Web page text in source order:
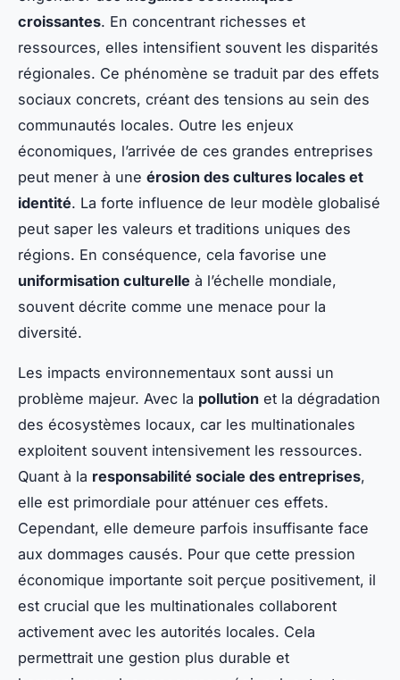
croissantes. En concentrant richesses et
ressources, elles intensifient souvent les disparités
régionales. Ce phénomène se traduit par des effets
sociaux concrets, créant des tensions au sein des
communautés locales. Outre les enjeux
économiques, l’arrivée de ces grandes entreprises
peut mener à une érosion des cultures locales et
identité. La forte influence de leur modèle globalisé
peut saper les valeurs et traditions uniques des
régions. En conséquence, cela favorise une
uniformisation culturelle à l’échelle mondiale,
souvent décrite comme une menace pour la
diversité.
Les impacts environnementaux sont aussi un
problème majeur. Avec la pollution et la dégradation
des écosystèmes locaux, car les multinationales
exploitent souvent intensivement les ressources.
Quant à la responsabilité sociale des entreprises,
elle est primordiale pour atténuer ces effets.
Cependant, elle demeure parfois insuffisante face
aux dommages causés. Pour que cette pression
économique importante soit perçue positivement, il
est crucial que les multinationales collaborent
activement avec les autorités locales. Cela
permettrait une gestion plus durable et